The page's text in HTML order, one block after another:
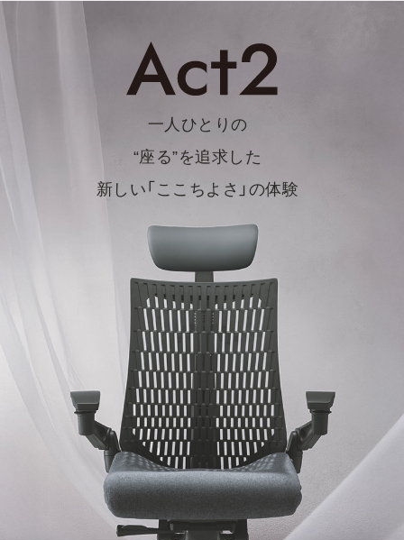
一人ひと りの
“座る”を追求した
新しい「こ こ ちよ さ 」の体験